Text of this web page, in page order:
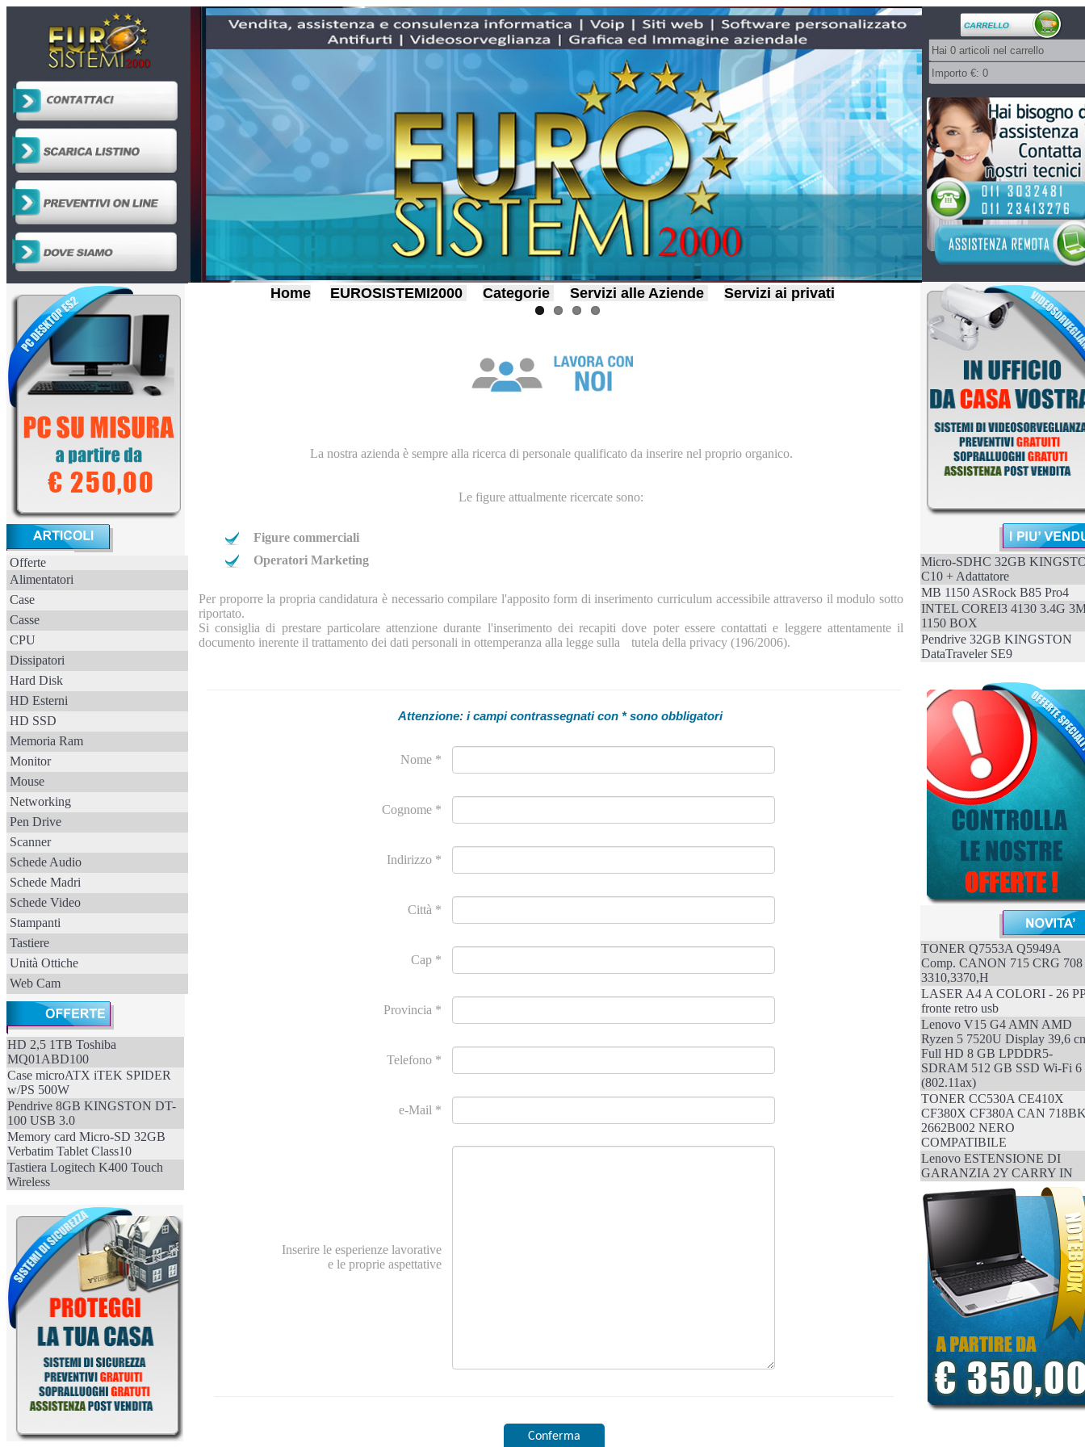
Offerte
Alimentatori
Case
Casse
CPU
Dissipatori
Hard Disk
HD Esterni
HD SSD
Memoria Ram
Monitor
Mouse
Networking
Pen Drive
Scanner
Schede Audio
Schede Madri
Schede Video
Stampanti
Tastiere
Unità Ottiche
Web Cam
HD 2,5 1TB Toshiba
MQ01ABD100
Case microATX iTEK SPIDER
w/PS 500W
Pendrive 8GB KINGSTON DT-
100 USB 3.0
Memory card Micro-SD 32GB
Verbatim Tablet Class10
Tastiera Logitech K400 Touch
Wireless
Home EUROSISTEMI2000 Categorie Servizi alle Aziende Servizi ai privati
La nostra azienda è sempre alla ricerca di personale qualificato da inserire nel proprio organico.
Le figure attualmente ricercate sono:
Figure commerciali
Operatori Marketing
Per proporre la propria candidatura è necessario compilare l'apposito form di inserimento curriculum accessibile attraverso il modulo sotto
riportato.
Si consiglia di prestare particolare attenzione durante l'inserimento dei recapiti dove poter essere contattati e leggere attentamente il
documento inerente il trattamento dei dati personali in ottemperanza alla legge sulla
tutela della privacy (196/2006).
Attenzione: i campi contrassegnati con * sono obbligatori
Nome *
Cognome *
Indirizzo *
Città *
Cap *
Provincia *
Telefono *
e-Mail *
Inserire le esperienze lavorative
e le proprie aspettative
Micro-SDHC 32GB
C10 + Adattatore
MB 1150 ASRock B85 Pro4
INTEL COREI3 4130 3.4G
1150 BOX
Pendrive 32GB KINGSTON
DataTraveler SE9
TONER Q7553A Q5949A
Comp. CANON 715 CRG 708
3310,3370,H
LASER A4 A COLORI - 26
fronte retro usb
Lenovo V15 G4 AMN AMD
Ryzen 5 7520U Display 39,6
Full HD 8 GB LPDDR5-
SDRAM 512 GB SSD Wi-Fi 6
(802.11ax)
TONER CC530A CE410X
CF380X CF380A CAN
2662B002 NERO
COMPATIBILE
Lenovo ESTENSIONE DI
GARANZIA 2Y CARRY IN